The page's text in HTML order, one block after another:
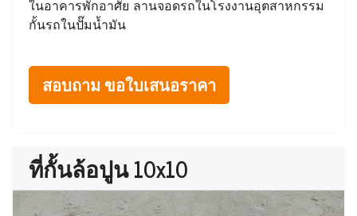
ในอาคารพักอาศัย ลานจอดรถในโรงงานอุตสาหกรรม
กั้นรถในปั๊มน้ำมัน
สอบถาม ขอใบเสนอราคา
ที่กั้นล้อปูน 10x10